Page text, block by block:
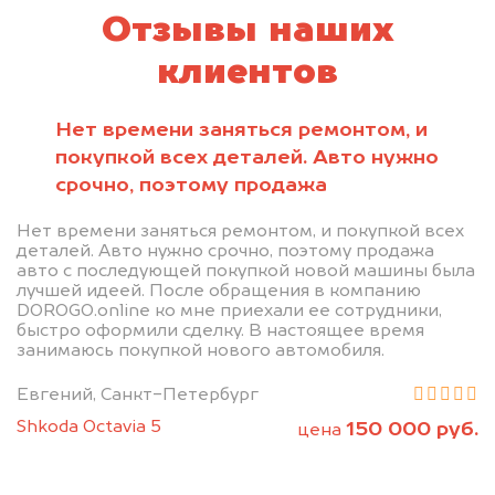
Отзывы наших
клиентов
Нет времени заняться ремонтом, и
покупкой всех деталей. Авто нужно
срочно, поэтому продажа
Нет времени заняться ремонтом, и покупкой всех
деталей. Авто нужно срочно, поэтому продажа
авто с последующей покупкой новой машины была
лучшей идеей. После обращения в компанию
DOROGO.online ко мне приехали ее сотрудники,
быстро оформили сделку. В настоящее время
занимаюсь покупкой нового автомобиля.
Евгений, Санкт-Петербург
Shkoda Octavia 5
цена 150 000 руб.